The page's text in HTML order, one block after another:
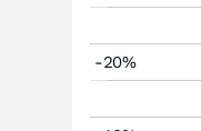
-20%